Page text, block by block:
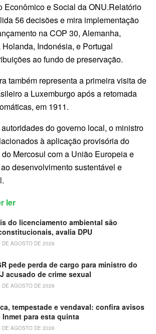
Econômico e Social da ONU.Relatório
56 decisões e mira implementação
na COP 30, Alemanha,
Indonésia, e Portugal
ao fundo de preservação.
também representa a primeira visita de
a Luxemburgo após a retomada
em 1911.
do governo local, o ministro
à aplicação provisória do
Mercosul com a União Europeia e
desenvolvimento sustentável e
ler
do licenciamento ambiental são
avalia DPU
DE AGOSTO DE 2026
pede perda de cargo para ministro do
acusado de crime sexual
DE AGOSTO DE 2026
tempestade e vendaval: confira avisos
Inmet para esta quinta
DE AGOSTO DE 2026